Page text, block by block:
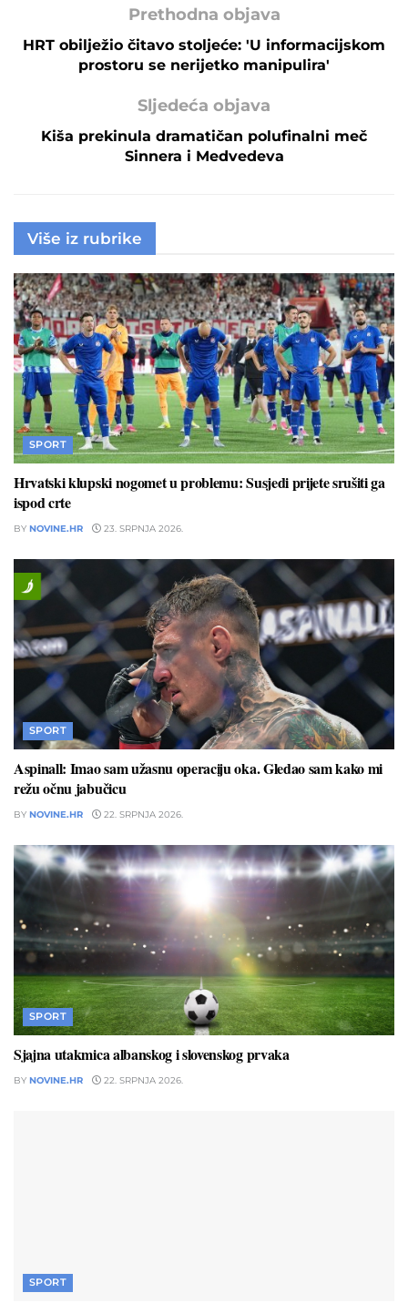
Prethodna objava
HRT obilježio čitavo stoljeće: 'U informacijskom
prostoru se nerijetko manipulira'
Sljedeća objava
Kiša prekinula dramatičan polufinalni meč
Sinnera i Medvedeva
Više iz rubrike
SPORT
Hrvatski klupski nogomet u problemu: Susjedi prijete srušiti ga
ispod crte
BY NOVINE.HR 23. SRPNJA 2026.
SPORT
Aspinall: Imao sam užasnu operaciju oka. Gledao sam kako mi
režu očnu jabučicu
BY NOVINE.HR 22. SRPNJA 2026.
SPORT
Sjajna utakmica albanskog i slovenskog prvaka
BY NOVINE.HR 22. SRPNJA 2026.
SPORT